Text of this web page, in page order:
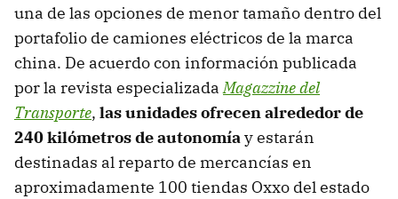
una de las opciones de menor tamaño dentro del
portafolio de camiones eléctricos de la marca
china. De acuerdo con información publicada
por la revista especializadaMagazzine del
Transporte, las unidades ofrecen alrededor de
240 kilómetros de autonomíay estarán
destinadas al reparto de mercancías en
aproximadamente 100 tiendas Oxxo del estado